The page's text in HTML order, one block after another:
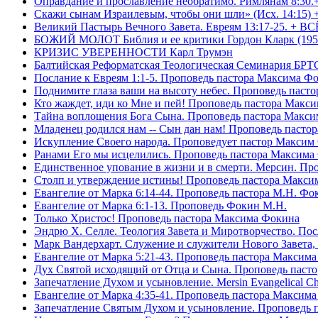
Скажи сынам Израилевым, чтобы они шли» (Исх. 14:15)
Великий Пастырь Вечного Завета. Евреям 13:17-25.
БОЖИЙ МОЛОТ Библия и ее критики Гордон Кларк
КРИЗИС УВЕРЕННОСТИ Карл Трумэн
Балтийская Реформатская Теологическая
Послание к Евреям 1:1-5. Проповедь пастора Максима
Поднимите глаза ваши на высоту небес. Проповедь
Кто жаждет, иди ко Мне и пей! Проповедь пастора
Тайна воплощения Бога Сына. Проповедь пастора
Младенец родился нам -- Сын дан нам! Проповедь
Искупление Своего народа. Проповедует пастор
Ранами Его мы исцелились. Проповедь пастора
Единственное упование в жизни и в смерти. Мерсин.
Столп и утверждение истины! Проповедь пастора
Евангелие от Марка 6:14-44. Проповедь пастора М.Н.
Евангелие от Марка 6:1-13. Проповедь Фокин М.Н.
Только Христос! Проповедь пастора Максима Фокина
Эндрю Х. Селле. Теология Завета и Миротворчество.
Марк Вандерхарт. Служение и служители Нового
Евангелие от Марка 5:21-43. Проповедь пастора
Дух Святой исходящий от Отца и Сына. Проповедь
Запечатление Духом и усыновление. Mersin Evangelical
Евангелие от Марка 4:35-41. Проповедь пастора
Запечатление Святым Духом и усыновление. Проповедь